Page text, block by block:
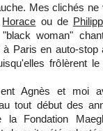
Mes clichés
Horace ou de
woman"
à Paris en auto-
frôlèrent
Agnès et moi
tout début des
la Fondation